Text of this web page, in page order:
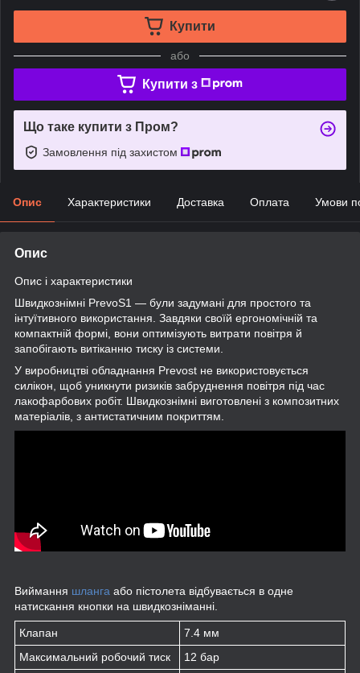
Купити
або
Купити з
Що таке купити з Пром?
Замовлення під захистом
Опис Характеристики Доставка Оплата Умови
Опис
Опис і характеристики
Швидкознімні PrevoS1 — були задумані для простого та
інтуїтивного використання. Завдяки своїй ергономічній та
компактній формі, вони оптимізують витрати повітря й
запобігають витіканню тиску із системи.
У виробництві обладнання Prevost не використовується
силікон, щоб уникнути ризиків забруднення повітря під час
лакофарбових робіт. Швидкознімні виготовлені з композитних
матеріалів, з антистатичним покриттям.
Виймання шланга або пістолета відбувається в одне
натискання кнопки на швидкозніманні.
Клапан
7.4 мм
Максимальний робочий тиск
12 бар